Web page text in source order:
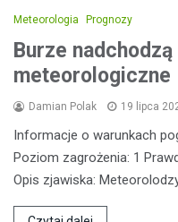
Meteorologia Prognozy
Burze
meteorologiczne
Damian Polak 19 lipca
Informacje o warunkach
Poziom zagrożenia: 1
Opis zjawiska: